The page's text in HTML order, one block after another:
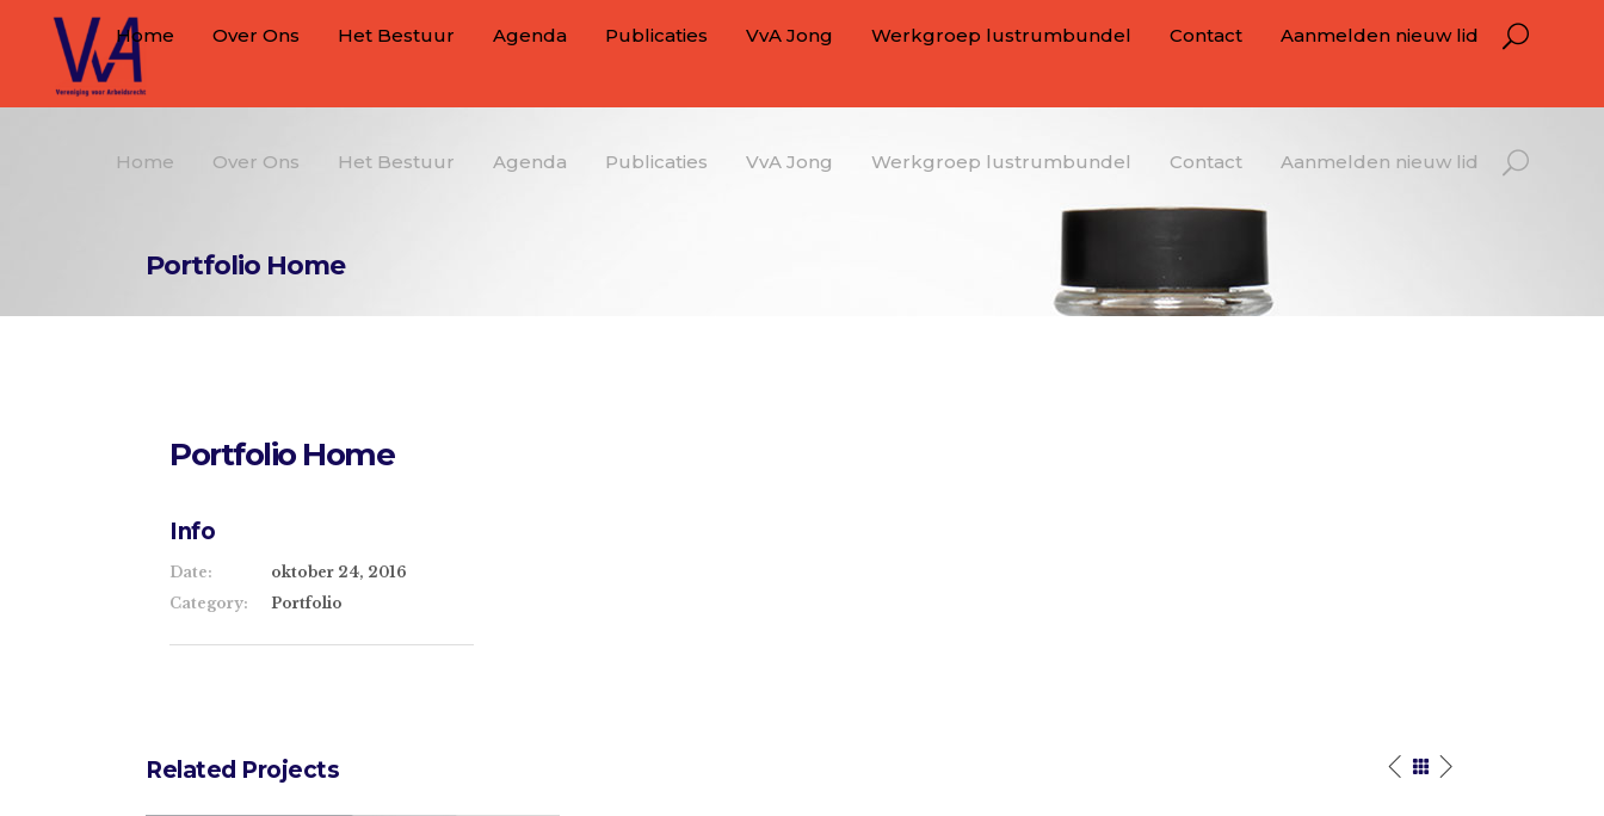
Home Over Ons Het Bestuur Agenda Publicaties VvA Jong Werkgroep lustrumbundel Contact Aanmelden nieuw lid
Home Over Ons Het Bestuur Agenda Publicaties VvA Jong Werkgroep lustrumbundel Contact Aanmelden nieuw lid
Portfolio Home
Portfolio Home
Info
Date:
oktober 24, 2016
Category:
Portfolio
Related Projects